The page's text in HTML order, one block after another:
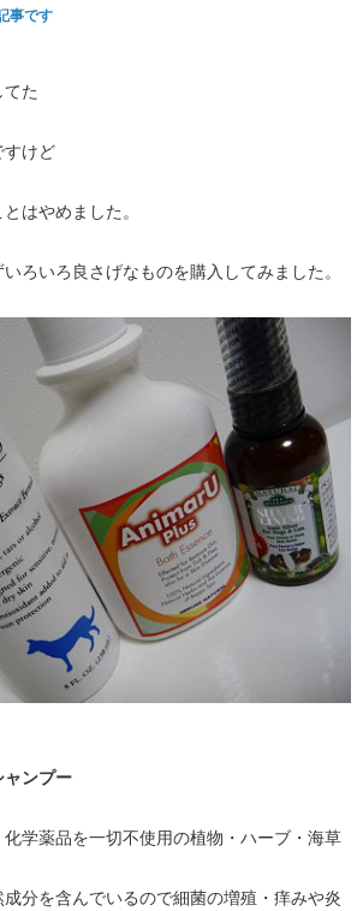
事です
た
すけど
はやめました。
ろいろ良さげなものを購入してみました。
ャンプー
薬品を一切不使用の植物・ハーブ・海草
を含んでいるので細菌の増殖・痒みや炎